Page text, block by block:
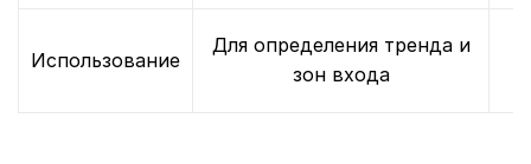
Использование
Для определения тренда и
зон входа